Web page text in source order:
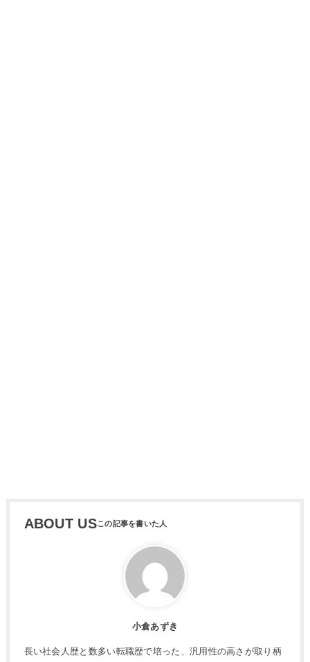
ABOUT US
小倉あずき
長い社会人歴と数多い転職歴で培った、汎用性の高さが取り柄